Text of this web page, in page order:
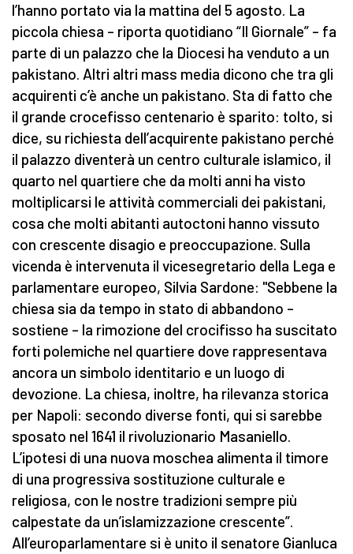
l’hanno portato via la mattina del 5 agosto. La
piccola chiesa – riporta quotidiano “Il Giornale” – fa
parte di un palazzo che la Diocesi ha venduto a un
pakistano. Altri altri mass media dicono che tra gli
acquirenti c’è anche un pakistano. Sta di fatto che
il grande crocefisso centenario è sparito: tolto, si
dice, su richiesta dell’acquirente pakistano perché
il palazzo diventerà un centro culturale islamico, il
quarto nel quartiere che da molti anni ha visto
moltiplicarsi le attività commerciali dei pakistani,
cosa che molti abitanti autoctoni hanno vissuto
con crescente disagio e preoccupazione. Sulla
vicenda è intervenuta il vicesegretario della Lega e
parlamentare europeo, Silvia Sardone: "Sebbene la
chiesa sia da tempo in stato di abbandono –
sostiene – la rimozione del crocifisso ha suscitato
forti polemiche nel quartiere dove rappresentava
ancora un simbolo identitario e un luogo di
devozione. La chiesa, inoltre, ha rilevanza storica
per Napoli: secondo diverse fonti, qui si sarebbe
sposato nel 1641 il rivoluzionario Masaniello.
L’ipotesi di una nuova moschea alimenta il timore
di una progressiva sostituzione culturale e
religiosa, con le nostre tradizioni sempre più
calpestate da un’islamizzazione crescente”.
All’europarlamentare si è unito il senatore Gianluca